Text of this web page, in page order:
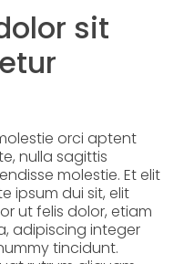
sit
orci aptent
nulla sagittis
molestie. Et elit
ipsum dui sit, elit
ut felis dolor, etiam
adipiscing integer
tincidunt.